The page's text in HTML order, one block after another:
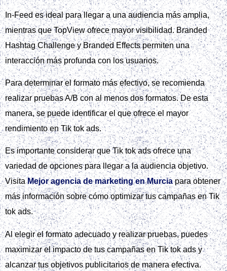
fundamental seleccionar la audiencia ideal. Esto se logra
mediante la segmentación por edad, género, ubicación,
intereses y comportamiento.
Crear una imagen que muestre las opciones de
segmentación de audiencia en TikTok Ads,
incluyendo edad, género, ubicación, intereses y
comportamiento.
La segmentación geográfica es clave, especialmente para
negocios locales, que pueden dirigirse a usuarios dentro de
un radio de 5 km. También es importante considerar
intereses relevantes para el producto o servicio que se
ofrece.
Es crucial evitar audiencias demasiado amplias, ya que esto
puede diluir el presupuesto y reducir la efectividad de la
campaña. En Tik tok ads, es posible segmentar la audiencia
de manera precisa para maximizar el impacto.